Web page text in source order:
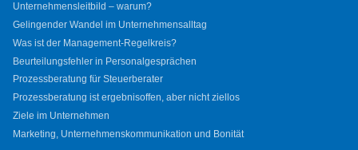
Unternehmensleitbild – warum?
Gelingender Wandel im Unternehmensalltag
Was ist der Management-Regelkreis?
Beurteilungsfehler in Personalgesprächen
Prozessberatung für Steuerberater
Prozessberatung ist ergebnisoffen, aber nicht ziellos
Ziele im Unternehmen
Marketing, Unternehmenskommunikation und Bonität